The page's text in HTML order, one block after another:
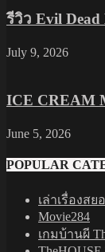
รีวิว Evil
July 9, 2026
ICE CREAM
June 5, 2026
POPULAR
เล่าเรื่องส
Movie284
เกมบ้านผี